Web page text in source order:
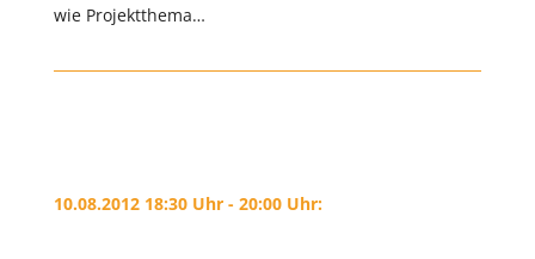
wie Projektthema…
10.08.2012 18:30 Uhr - 20:00 Uhr: